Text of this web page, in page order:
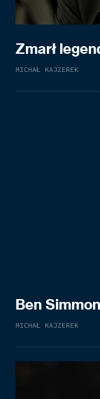
Zmarł
MICHAŁ KAJZEREK
Ben
MICHAŁ KAJZEREK